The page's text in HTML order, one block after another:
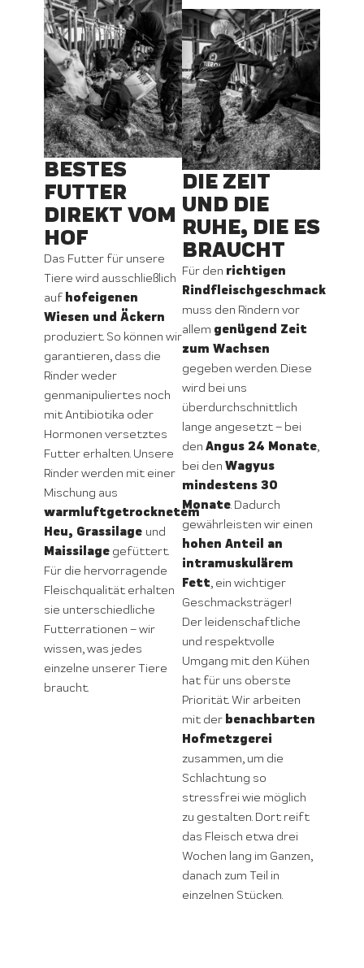
BESTES
FUTTER
DIREKT VOM
HOF
Das Futter für unsere
Tiere wird ausschließlich
auf hofeigenen
Wiesen und Äckern
produziert. So können wir
garantieren, dass die
Rinder weder
genmanipuliertes noch
mit Antibiotika oder
Hormonen versetztes
Futter erhalten. Unsere
Rinder werden mit einer
Mischung aus
warmluftgetrocknetem
Heu, Grassilage und
Maissilagegefüttert.
Für die hervorragende
Fleischqualität erhalten
sie unterschiedliche
Futterrationen – wir
wissen, was jedes
einzelne unserer Tiere
braucht.
DIE ZEIT
UND DIE
RUHE, DIE ES
BRAUCHT
Für den richtigen
Rindfleischgeschmack
muss den Rindern vor
allem genügend Zeit
zum Wachsen
gegeben werden. Diese
wird bei uns
überdurchschnittlich
lange angesetzt – bei
den Angus 24 Monate,
bei den Wagyus
mindestens 30
Monate. Dadurch
gewährleisten wir einen
hohen Anteil an
intramuskulärem
Fett, ein wichtiger
Geschmacksträger!
Der leidenschaftliche
und respektvolle
Umgang mit den Kühen
hat für uns oberste
Priorität. Wir arbeiten
mit der benachbarten
Hofmetzgerei
zusammen, um die
Schlachtung so
stressfrei wie möglich
zu gestalten. Dort reift
das Fleisch etwa drei
Wochen lang im Ganzen,
danach zum Teil in
einzelnen Stücken.